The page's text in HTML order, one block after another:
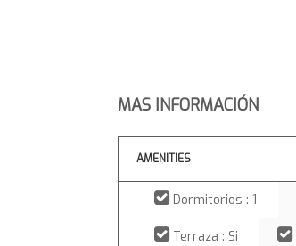
MAS INFORMACIÓN
AMENITIES
Dormitorios : 1
Terraza : Si